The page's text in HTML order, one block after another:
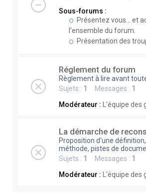
Sous-forums :
Présentez vous... et
l'ensemble du forum.
Présentation des
Réglement du forum
Règlement à lire avant
Sujets : 1 Messages : 1
Modérateur :
L'équipe
La démarche de
Proposition d'une
méthode, pistes de
Sujets : 1 Messages : 1
Modérateur :
L'équipe